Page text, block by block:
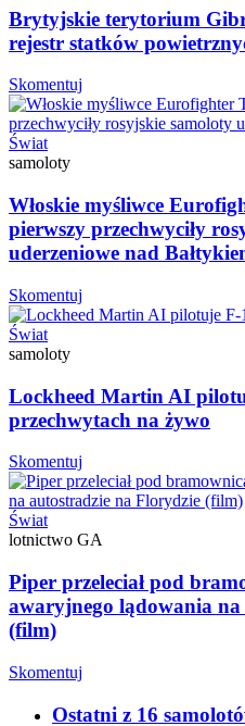
Brytyjskie terytorium
rejestr statków
Skomentuj
Świat
samoloty
Włoskie myśliwce
pierwszy przechwyciły
uderzeniowe nad
Skomentuj
Świat
samoloty
Lockheed Martin AI
przechwytach na żywo
Skomentuj
Świat
lotnictwo GA
Piper przeleciał pod
awaryjnego lądowania
(film)
Skomentuj
Ostatni z 16